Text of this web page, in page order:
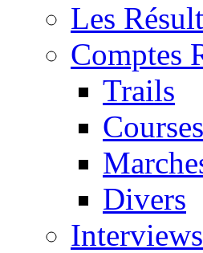
Les
Comptes
Trails
Divers